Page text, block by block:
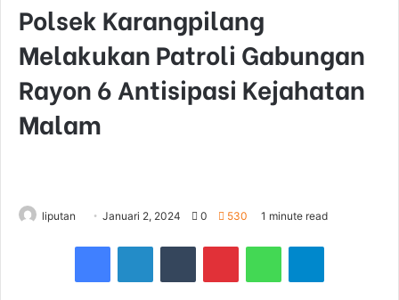
Polsek Karangpilang
Melakukan Patroli Gabungan
Rayon 6 Antisipasi Kejahatan
Malam
liputan
d
Januari 2, 2024 0 530 1 minute read